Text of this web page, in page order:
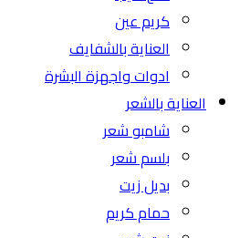
كريم عين
العناية بالشفايف
ادوات واجهزة البشرة
العناية بالشعر
شامبو شعر
بلسم شعر
بديل زيت
حمام كريم